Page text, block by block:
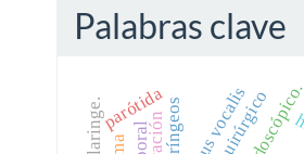
Palabras clave
parótida